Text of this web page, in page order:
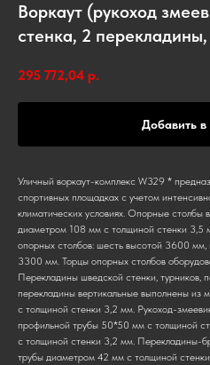
Воркаут (рукоход
стенка, 2
295 772,04 р.
Добавить в
Уличный воркаут-комплекс W329 *
спортивных площадках с учетом
климатических условиях. Опорные столбы
диаметром 108 мм с толщиной стенки 3,5
опорных столбов: шесть высотой 3600
3300 мм. Торцы опорных столбов
Перекладины шведской стенки, турников,
перекладины вертикальные выполнены из
с толщиной стенки 3,2 мм. Рукоход-
профильной трубы 50*50 мм с толщиной
с толщиной стенки 3,2 мм. Перекладины-
трубы диаметром 42 мм с толщиной